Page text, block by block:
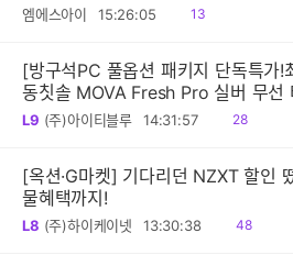
엠에스아이 15:26:05
읽
13
[방구석PC 풀옵션 패키지 단독특가!
동칫솔 MOVA Fresh Pro 실버 무선
진동 음파 전동칫솔
L9 (주)아이티블루 14:31:57
읽
28
[옥션·G마켓] 기다리던 NZXT 할인
물혜택까지!
L8 (주)하이케이넷 13:30:38
읽
48